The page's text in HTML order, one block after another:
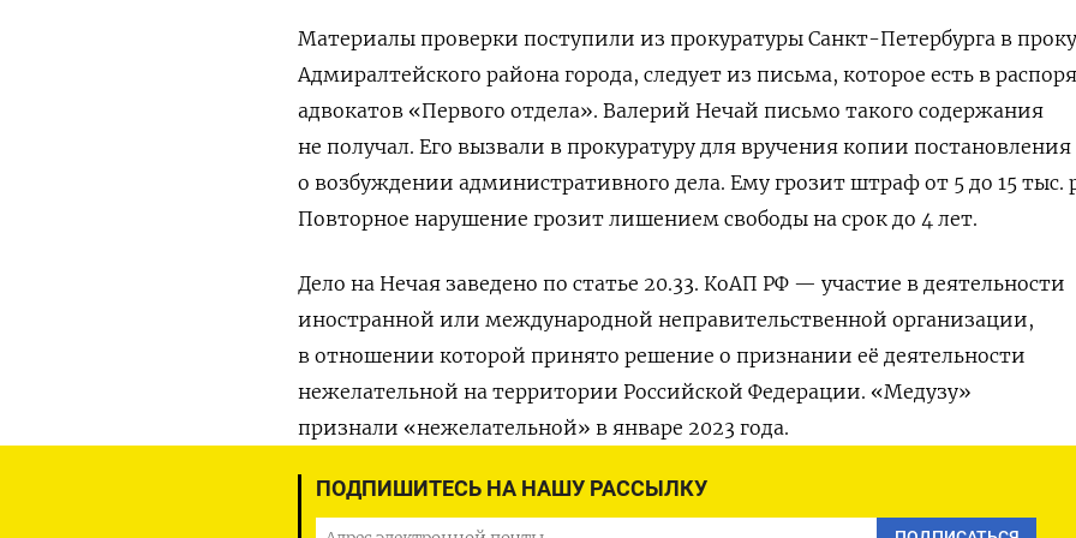
ПОДПИШИТЕСЬ НА НАШУ РАССЫЛКУ
Материалы проверки поступили из прокуратуры Санкт-Петербурга в
Адмиралтейского района города, следует из письма, которое есть в
адвокатов «Первого отдела». Валерий Нечай письмо такого содержания
не получал. Его вызвали в прокуратуру для вручения копии постановления
о возбуждении административного дела. Ему грозит штраф от 5 до 15 тыс.
Повторное нарушение грозит лишением свободы на срок до 4 лет.
Дело на Нечая заведено по статье 20.33. КоАП РФ — участие в деятельности
иностранной или международной неправительственной организации,
в отношении которой принято решение о признании её деятельности
нежелательной на территории Российской Федерации. «Медузу»
признали «нежелательной» в январе 2023 года.